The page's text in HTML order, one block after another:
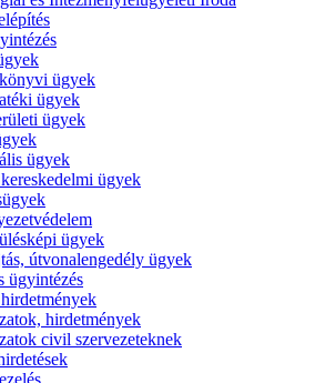
ügyek
ügyek
ügyek
ügyek
ügyek
ügyek
útvonalengedély ügyek
ügyintézés
hirdetmények
civil szervezeteknek